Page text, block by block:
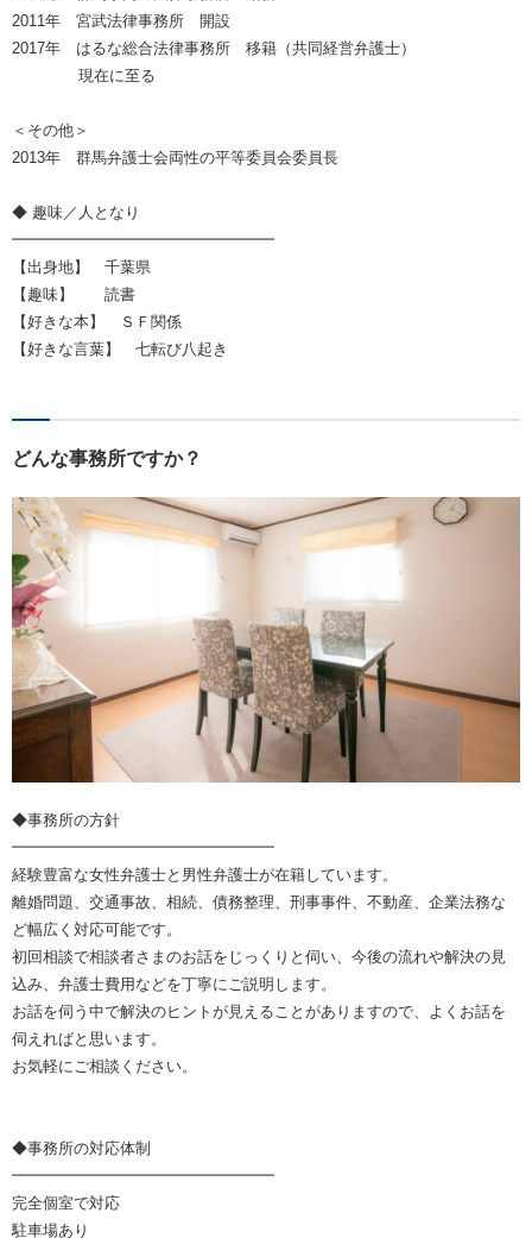
2011年 宮武法律事務所 開設
2017年 はるな総合法律事務所 移籍（共同経営弁護士）
現在に至る
＜その他＞
2013年 群馬弁護士会両性の平等委員会委員長
◆ 趣味／人となり
━━━━━━━━━━━━━━━━━
【出身地】 千葉県
【趣味】 読書
【好きな本】 ＳＦ関係
【好きな言葉】 七転び八起き
どんな事務所ですか？
◆事務所の方針
━━━━━━━━━━━━━━━━━
経験豊富な女性弁護士と男性弁護士が在籍しています。
離婚問題、交通事故、相続、債務整理、刑事事件、不動産、企業法務な
ど幅広く対応可能です。
初回相談で相談者さまのお話をじっくりと伺い、今後の流れや解決の見
込み、弁護士費用などを丁寧にご説明します。
お話を伺う中で解決のヒントが見えることがありますので、よくお話を
伺えればと思います。
お気軽にご相談ください。
◆事務所の対応体制
━━━━━━━━━━━━━━━━━
完全個室で対応
駐車場あり